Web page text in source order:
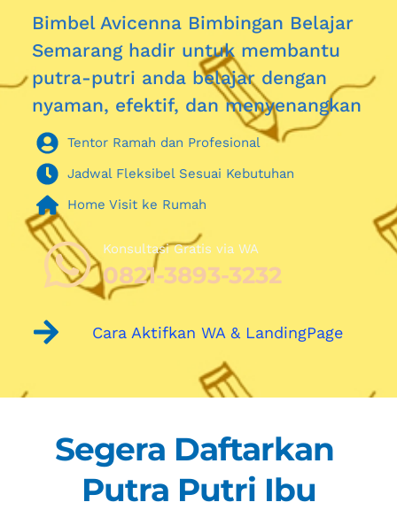
Bimbel Avicenna Bimbingan Belajar
Semarang hadir untuk membantu
putra-putri anda belajar dengan
nyaman, efektif, dan menyenangkan
Tentor Ramah dan Profesional
Jadwal Fleksibel Sesuai Kebutuhan
Home Visit ke Rumah
Konsultasi Gratis via WA
0821-3893-3232
Cara Aktifkan WA & LandingPage
Segera Daftarkan
Putra Putri Ibu